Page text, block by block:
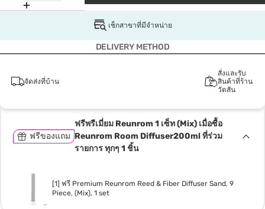
เช็กสาขาที่มีจำหน่าย
DELIVERY METHOD
จัดส่งที่บ้าน
สั่งและรับ
สินค้าที่ร้าน
วัตสัน
ฟรีของแถม
ฟรีพรีเมี่ยม Reunrom 1 เซ็ท (Mix) เมื่อซื้อ
Reunrom Room Diffuser200ml ที่ร่วม
รายการ ทุกๆ 1 ชิ้น
[1] ฟรี Premium Reunrom Reed & Fiber Diffuser Sand, 9
Piece, (Mix), 1 set